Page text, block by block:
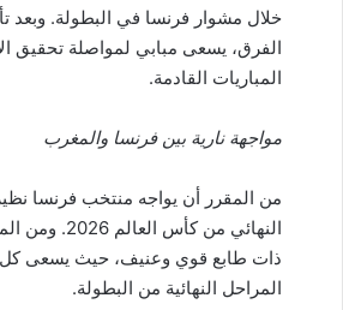
خلال مشوار فرنسا في البطولة. وبعد
الفرق، يسعى مبابي لمواصلة تحقيق
المباريات القادمة.
مواجهة نارية بين فرنسا والمغرب
من المقرر أن يواجه منتخب فرنسا
النهائي من كأس
ذات طابع قوي وعنيف، حيث يسعى كل
المراحل النهائية من البطولة.